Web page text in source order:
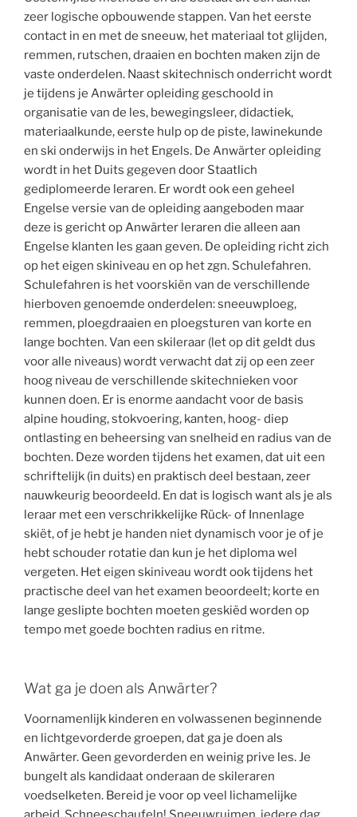
zeer logische opbouwende stappen. Van het eerste
contact in en met de sneeuw, het materiaal tot glijden,
remmen, rutschen, draaien en bochten maken zijn de
vaste onderdelen. Naast skitechnisch onderricht wordt
je tijdens je Anwärter opleiding geschoold in
organisatie van de les, bewegingsleer, didactiek,
materiaalkunde, eerste hulp op de piste, lawinekunde
en ski onderwijs in het Engels. De Anwärter opleiding
wordt in het Duits gegeven door Staatlich
gediplomeerde leraren. Er wordt ook een geheel
Engelse versie van de opleiding aangeboden maar
deze is gericht op Anwärter leraren die alleen aan
Engelse klanten les gaan geven. De opleiding richt zich
op het eigen skiniveau en op het zgn. Schulefahren.
Schulefahren is het voorskiën van de verschillende
hierboven genoemde onderdelen: sneeuwploeg,
remmen, ploegdraaien en ploegsturen van korte en
lange bochten. Van een skileraar (let op dit geldt dus
voor alle niveaus) wordt verwacht dat zij op een zeer
hoog niveau de verschillende skitechnieken voor
kunnen doen. Er is enorme aandacht voor de basis
alpine houding, stokvoering, kanten, hoog- diep
ontlasting en beheersing van snelheid en radius van de
bochten. Deze worden tijdens het examen, dat uit een
schriftelijk (in duits) en praktisch deel bestaan, zeer
nauwkeurig beoordeeld. En dat is logisch want als je als
leraar met een verschrikkelijke Rück- of Innenlage
skiët, of je hebt je handen niet dynamisch voor je of je
hebt schouder rotatie dan kun je het diploma wel
vergeten. Het eigen skiniveau wordt ook tijdens het
practische deel van het examen beoordeelt; korte en
lange geslipte bochten moeten geskiëd worden op
tempo met goede bochten radius en ritme.
Wat ga je doen als Anwärter?
Voornamenlijk kinderen en volwassenen beginnende
en lichtgevorderde groepen, dat ga je doen als
Anwärter. Geen gevorderden en weinig prive les. Je
bungelt als kandidaat onderaan de skileraren
voedselketen. Bereid je voor op veel lichamelijke